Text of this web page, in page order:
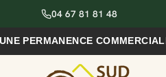
04 67 81 81 48